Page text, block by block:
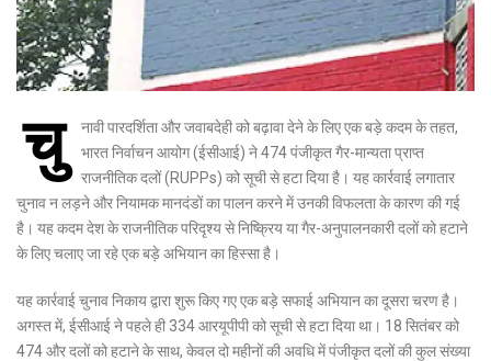
चु
नावी पारदर्शिता और जवाबदेही को बढ़ावा देने के लिए एक बड़े कदम के तहत,
भारत निर्वाचन आयोग (ईसीआई) ने 474 पंजीकृत गैर-मान्यता प्राप्त
राजनीतिक दलों (RUPPs) को सूची से हटा दिया है। यह कार्रवाई लगातार
चुनाव न लड़ने और नियामक मानदंडों का पालन करने में उनकी विफलता के कारण की गई
है। यह कदम देश के राजनीतिक परिदृश्य से निष्क्रिय या गैर-अनुपालनकारी दलों को हटाने
के लिए चलाए जा रहे एक बड़े अभियान का हिस्सा है।
यह कार्रवाई चुनाव निकाय द्वारा शुरू किए गए एक बड़े सफाई अभियान का दूसरा चरण है।
अगस्त में, ईसीआई ने पहले ही 334 आरयूपीपी को सूची से हटा दिया था। 18 सितंबर को
474 और दलों को हटाने के साथ, केवल दो महीनों की अवधि में पंजीकृत दलों की कुल संख्या